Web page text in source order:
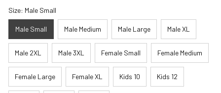
Size: Male Small
Male Small Male Medium Male Large Male XL
Male 2XL Male 3XL Female Small Female Medium
Female Large Female XL Kids 10 Kids 12